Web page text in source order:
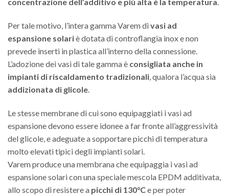
concentrazione dell’additivo e più alta è la temperatura.
Per tale motivo, l’intera gamma Varem divasi ad
espansione solariè dotata di controflangia inox e non
prevede inserti in plastica all’interno della connessione.
L’adozione dei vasi di tale gamma è consigliata anche in
impianti di riscaldamento tradizionali, qualora l’acqua sia
addizionata di glicole.
Le stesse membrane di cui sono equipaggiati i vasi ad
espansione devono essere idonee a far fronte all’aggressività
del glicole, e adeguate a sopportare picchi di temperatura
molto elevati tipici degli impianti solari.
Varem produce una membrana che equipaggia i vasi ad
espansione solari con una speciale mescola EPDM additivata,
allo scopo di resistere a picchi di 130°Ce per poter